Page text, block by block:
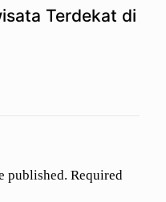
Terdekat di
published. Required